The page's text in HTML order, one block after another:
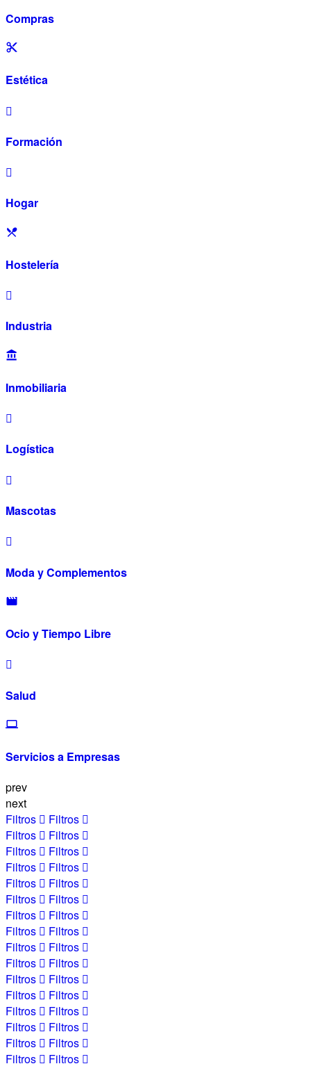
Compras
Estética
Formación
Hogar
Hostelería
Industria
Inmobiliaria
Logística
Mascotas
Moda y Complementos
Ocio y Tiempo Libre
Salud
Servicios a Empresas
prev
next
Filtros
Filtros
Filtros
Filtros
Filtros
Filtros
Filtros
Filtros
Filtros
Filtros
Filtros
Filtros
Filtros
Filtros
Filtros
Filtros
Filtros
Filtros
Filtros
Filtros
Filtros
Filtros
Filtros
Filtros
Filtros
Filtros
Filtros
Filtros
Filtros
Filtros
Filtros
Filtros